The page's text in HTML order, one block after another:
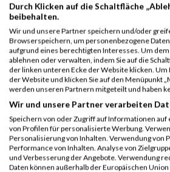
B2Run Kaiserslautern
2024
Einzelwertung männlich
Leon
B2Run Kaiserslautern
2024
Teamwertung männlich
278 Leon
2023
Veranstaltung Stnr
First
Durch Klicken auf die Schaltfläche
beibehalten.
Wir und unsere Partner speichern und/oder
Browserspeichern, um personenbezogene
aufgrund eines berechtigten Interesses. Um
ablehnen oder verwalten, indem Sie auf die
der linken unteren Ecke der Website klicken.
der Website und klicken Sie auf den Menüpunkt
werden unseren Partnern mitgeteilt und haben
Wir und unsere Partner verarbeiten
Speichern von oder Zugriff auf Informationen
von Profilen für personalisierte Werbung.
Personalisierung von Inhalten. Verwendung
Performance von Inhalten. Analyse von
und Verbesserung der Angebote. Verwendung
Daten können außerhalb der Europäischen